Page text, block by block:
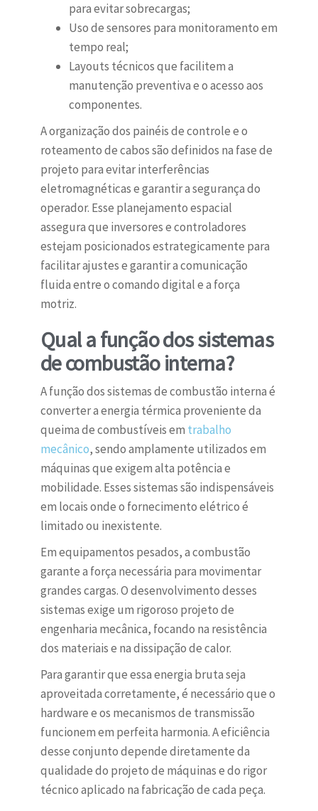
para evitar sobrecargas;
Uso de sensores para monitoramento em
tempo real;
Layouts técnicos que facilitem a
manutenção preventiva e o acesso aos
componentes.
A organização dos painéis de controle e o
roteamento de cabos são definidos na fase de
projeto para evitar interferências
eletromagnéticas e garantir a segurança do
operador. Esse planejamento espacial
assegura que inversores e controladores
estejam posicionados estrategicamente para
facilitar ajustes e garantir a comunicação
fluida entre o comando digital e a força
motriz.
Qual a função dos sistemas
de combustão interna?
A função dos sistemas de combustão interna é
converter a energia térmica proveniente da
queima de combustíveis em trabalho
mecânico, sendo amplamente utilizados em
máquinas que exigem alta potência e
mobilidade. Esses sistemas são indispensáveis
em locais onde o fornecimento elétrico é
limitado ou inexistente.
Em equipamentos pesados, a combustão
garante a força necessária para movimentar
grandes cargas. O desenvolvimento desses
sistemas exige um rigoroso projeto de
engenharia mecânica, focando na resistência
dos materiais e na dissipação de calor.
Para garantir que essa energia bruta seja
aproveitada corretamente, é necessário que o
hardware e os mecanismos de transmissão
funcionem em perfeita harmonia. A eficiência
desse conjunto depende diretamente da
qualidade do projeto de máquinas e do rigor
técnico aplicado na fabricação de cada peça.